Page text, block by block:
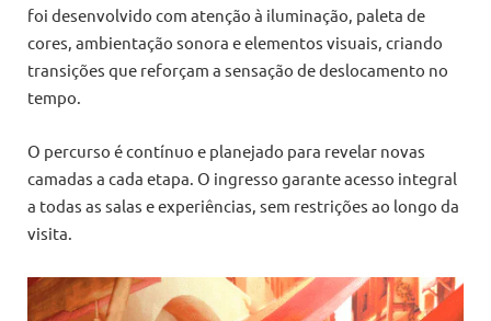
foi desenvolvido com atenção à iluminação, paleta de
cores, ambientação sonora e elementos visuais, criando
transições que reforçam a sensação de deslocamento no
tempo.
O percurso é contínuo e planejado para revelar novas
camadas a cada etapa. O ingresso garante acesso integral
a todas as salas e experiências, sem restrições ao longo da
visita.